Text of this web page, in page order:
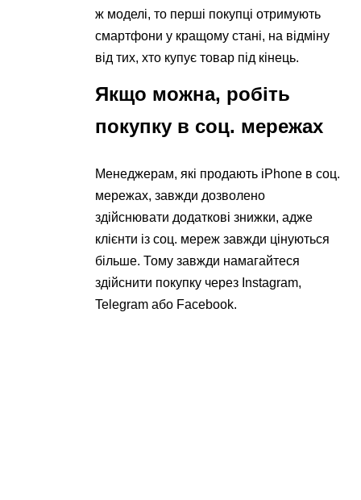
ж моделі, то перші покупці отримують
смартфони у кращому стані, на відміну
від тих, хто купує товар під кінець.
Якщо можна, робіть
покупку в соц. мережах
Менеджерам, які продають iPhone в соц.
мережах, завжди дозволено
здійснювати додаткові знижки, адже
клієнти із соц. мереж завжди цінуються
більше. Тому завжди намагайтеся
здійснити покупку через Instagram,
Telegram або Facebook.